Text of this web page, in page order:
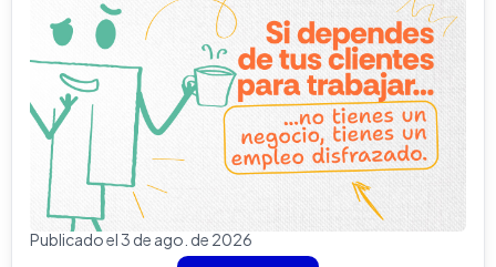
Publicado el 3 de ago. de 2026